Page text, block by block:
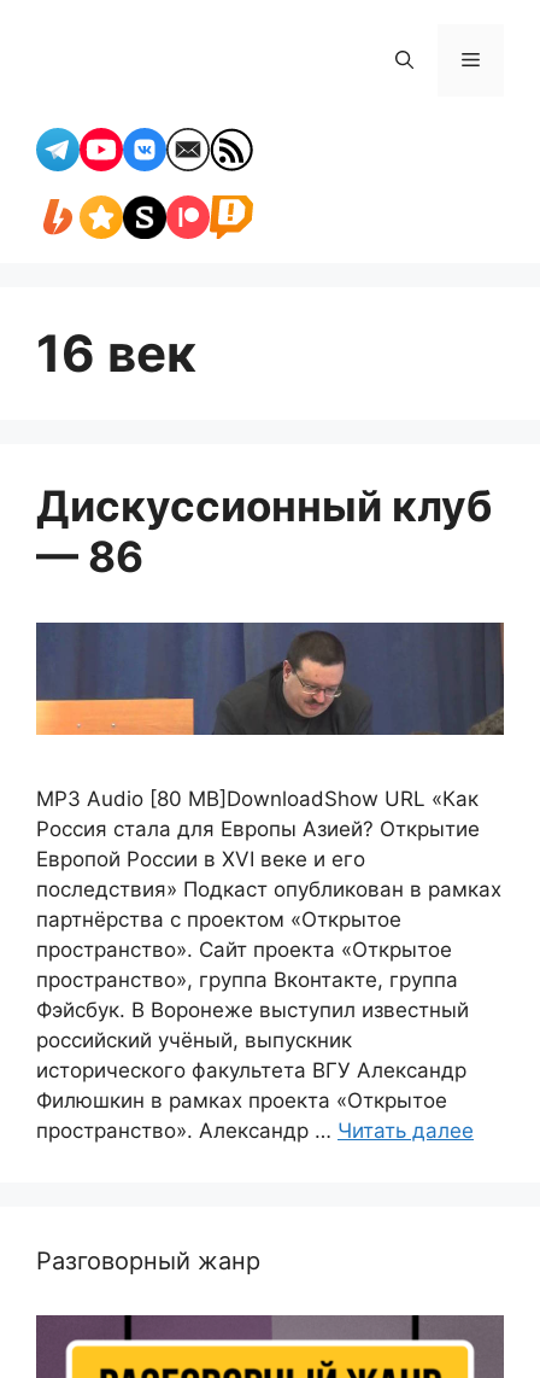
Меню
16 век
Дискуссионный клуб
— 86
MP3 Audio [80 MB]DownloadShow URL «Как
Россия стала для Европы Азией? Открытие
Европой России в XVI веке и его
последствия» Подкаст опубликован в рамках
партнёрства с проектом «Открытое
пространство». Сайт проекта «Открытое
пространство», группа Вконтакте, группа
Фэйсбук. В Воронеже выступил известный
российский учёный, выпускник
исторического факультета ВГУ Александр
Филюшкин в рамках проекта «Открытое
пространство». Александр … Читать далее
Разговорный жанр